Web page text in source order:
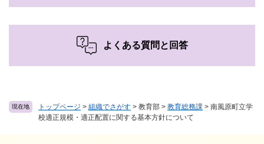
現在地 トップページ > 組織でさがす > 教育部 > 教育総務課 > 南風原町立学
校適正規模・適正配置に関する基本方針について
よくある質問と回答